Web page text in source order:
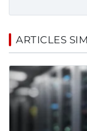
ARTICLES